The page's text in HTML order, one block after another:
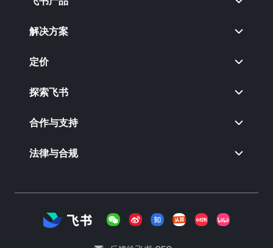
解决方案
定价
探索飞书
合作与支持
法律与合规